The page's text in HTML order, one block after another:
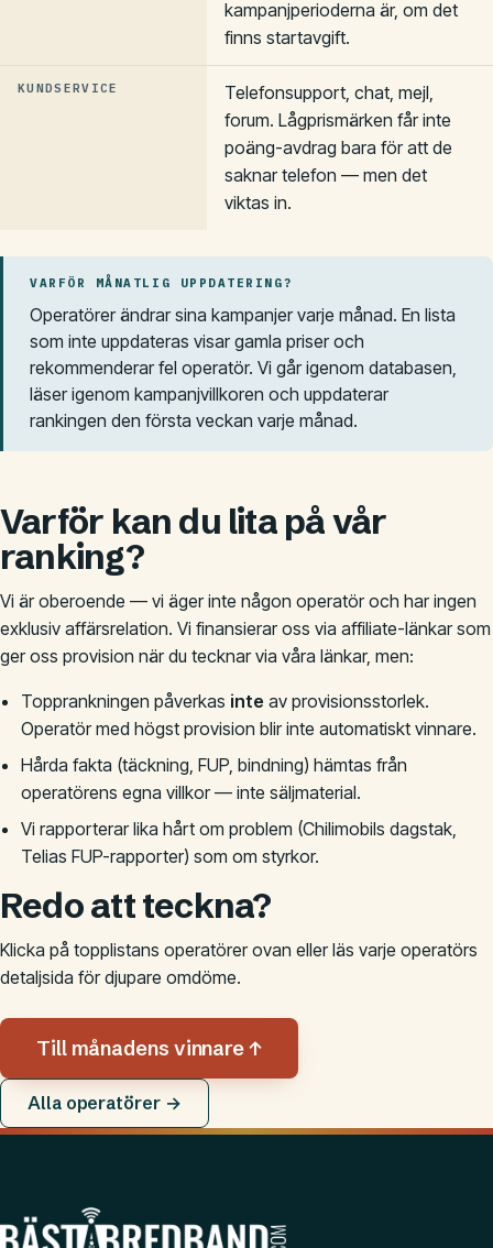
kampanjperioderna är, om det
finns startavgift.
KUNDSERVICE
Telefonsupport, chat, mejl,
forum. Lågprismärken får inte
poäng-avdrag bara för att de
saknar telefon — men det
viktas in.
VARFÖR MÅNATLIG UPPDATERING?
Operatörer ändrar sina kampanjer varje månad. En lista
som inte uppdateras visar gamla priser och
rekommenderar fel operatör. Vi går igenom databasen,
läser igenom kampanjvillkoren och uppdaterar
rankingen den första veckan varje månad.
Varför kan du lita på vår
ranking?
Vi är oberoende — vi äger inte någon operatör och har ingen
exklusiv affärsrelation. Vi finansierar oss via affiliate-länkar som
ger oss provision när du tecknar via våra länkar, men:
Topprankningen påverkas inte av provisionsstorlek.
Operatör med högst provision blir inte automatiskt vinnare.
Hårda fakta (täckning, FUP, bindning) hämtas från
operatörens egna villkor — inte säljmaterial.
Vi rapporterar lika hårt om problem (Chilimobils dagstak,
Telias FUP-rapporter) som om styrkor.
Redo att teckna?
Klicka på topplistans operatörer ovan eller läs varje operatörs
detaljsida för djupare omdöme.
Till månadens vinnare ↑
Alla operatörer →